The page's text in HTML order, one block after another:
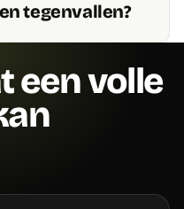
tegenvallen?
een volle